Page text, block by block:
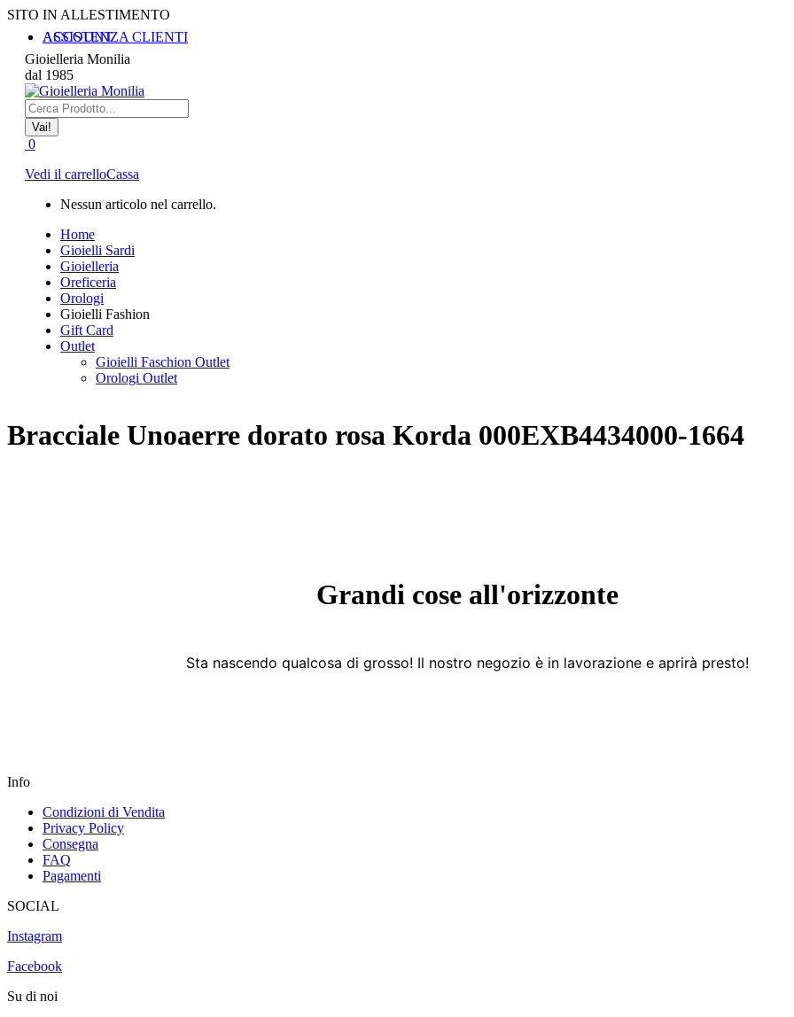
Vai
contenuti
SITO IN ALLESTIMENTO
ASSISTENZA CLIENTI
ACCOUNT
Gioielleria Monilia
dal 1985
Cerca:
0
Vedi il carrelloCassa
Nessun articolo nel carrello.
Home
Gioielli Sardi
Gioielleria
Oreficeria
Orologi
Gioielli Fashion
Gift Card
Outlet
Gioielli Faschion Outlet
Orologi Outlet
Bracciale Unoaerre dorato rosa Korda 000EXB4434000-1664
Grandi cose all'orizzonte
Sta nascendo qualcosa di grosso! Il nostro negozio è in lavorazione e aprirà presto!
Info
Condizioni di Vendita
Privacy Policy
Consegna
FAQ
Pagamenti
SOCIAL
Instagram
Facebook
Su di noi